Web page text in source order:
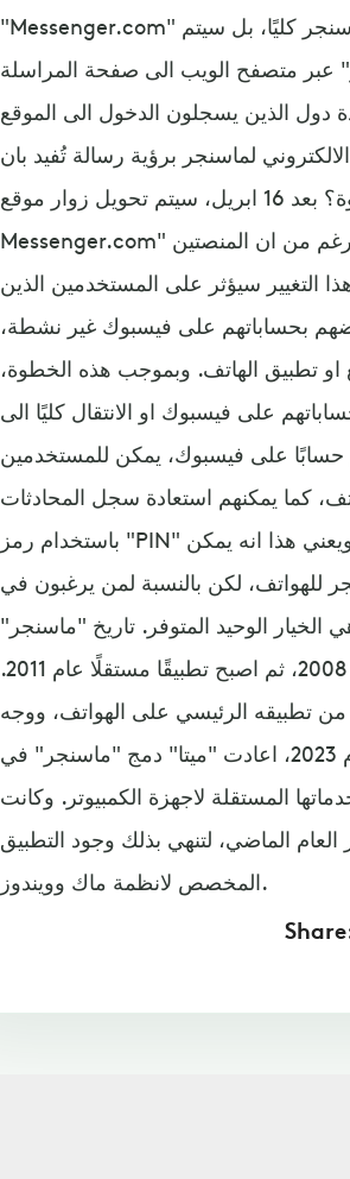
"Messenger.com" في 16 ابريل. ولا يعني هذا ان الشركة ستغلق تطبيق ماسنجر كليًا، بل سيتم
عبر متصفح الويب الى صفحة المراسلة
الذين يسجلون الدخول الى الموقع
الالكتروني لماسنجر برؤية رسالة تُفيد بان "Messenger.com سينتقل الى fb.com/messages
في 16 ابريل 2026". ماذا تعني هذه الخطوة؟ بعد 16 ابريل، سيتم تحويل زوار موقع "
Messenger.com" تلقائيًا الى فيسبوك، وفقًا لما اعلنته "ميتا". وعلى الرغم من ان المنصتين
التغيير سيؤثر على المستخدمين الذين
بحساباتهم على فيسبوك غير نشطة،
تطبيق الهاتف. وبموجب هذه الخطوة،
على فيسبوك او الانتقال كليًا الى
حسابًا على فيسبوك، يمكن للمستخدمين
كما يمكنهم استعادة سجل المحادثات
باستخدام رمز "PIN" بعد انشاء نسخة احتياطية اولية، وفقًا لما ذكرته "ميتا". ويعني هذا انه يمكن
للهواتف، لكن بالنسبة لمن يرغبون في
الوحيد المتوفر. تاريخ "ماسنجر"
اُطلق "ماسنجر" لاول مرة باسم "فيسبوك شات" عام 2008، ثم اصبح تطبيقًا مستقلًا عام 2011.
من تطبيقه الرئيسي على الهواتف، ووجه
المستخدمين الى منصة ماسنجر المستقلة. وفي عام 2023، اعادت "ميتا" دمج "ماسنجر" في
المستقلة لاجهزة الكمبيوتر. وكانت
الماضي، لتنهي بذلك وجود التطبيق
المخصص لانظمة ماك وويندوز.